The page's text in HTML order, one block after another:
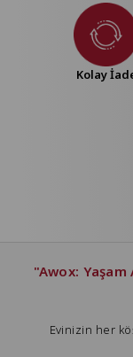
Kolay
"Awox: Yaşam
Evinizin her